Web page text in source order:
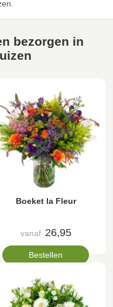
bezorgen in
Boeket la Fleur
vanaf 26,95
Bestellen